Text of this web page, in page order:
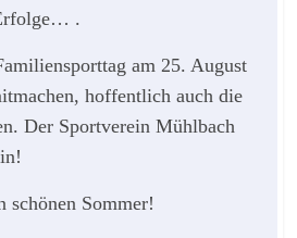
.
am 25. August
hoffentlich auch die
Der Sportverein Mühlbach
schönen Sommer!